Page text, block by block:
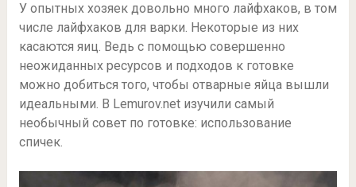
У опытных хозяек довольно много лайфхаков, в том
числе лайфхаков для варки. Некоторые из них
касаются яиц. Ведь с помощью совершенно
неожиданных ресурсов и подходов к готовке
можно добиться того, чтобы отварные яйца вышли
идеальными. В Lemurov.net изучили самый
необычный совет по готовке: использование
спичек.